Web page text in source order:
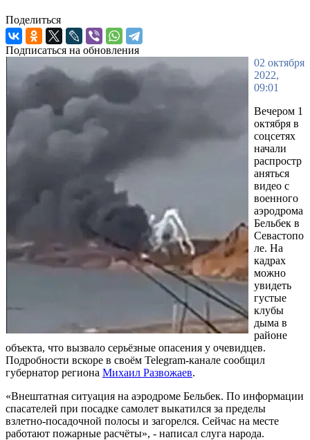
Поделиться
Подписаться на обновления
02 октября
2022,
09:01
Вечером 1
октября в
соцсетях
начали
распростр
аняться
видео с
военного
аэродрома
Бельбек в
Севастопо
ле. На
кадрах
можно
увидеть
густые
клубы
дыма в
районе
объекта, что вызвало серьёзные опасения у очевидцев.
Подробности вскоре в своём Telegram-канале сообщил
губернатор региона Михаил Развожаев.
«Внештатная ситуация на аэродроме Бельбек. По информации
спасателей при посадке самолет выкатился за пределы
взлетно-посадочной полосы и загорелся. Сейчас на месте
работают пожарные расчёты», - написал слуга народа.